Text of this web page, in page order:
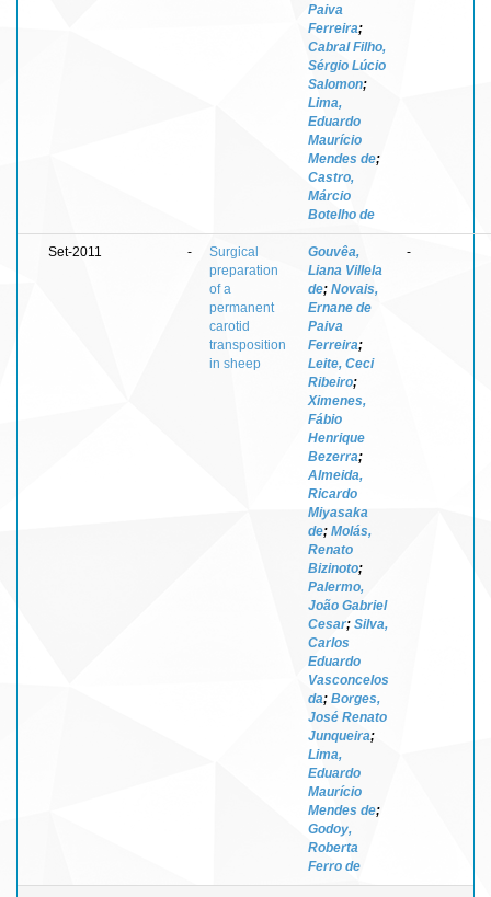
Paiva
Ferreira;
Cabral Filho,
Sérgio Lúcio
Salomon;
Lima,
Eduardo
Maurício
Mendes de;
Castro,
Márcio
Botelho de
Set-2011 -
Surgical
preparation
of a
permanent
carotid
transposition
in sheep
Gouvêa,
Liana Villela
de; Novais,
Ernane de
Paiva
Ferreira;
Leite, Ceci
Ribeiro;
Ximenes,
Fábio
Henrique
Bezerra;
Almeida,
Ricardo
Miyasaka
de; Molás,
Renato
Bizinoto;
Palermo,
João Gabriel
Cesar; Silva,
Carlos
Eduardo
Vasconcelos
da; Borges,
José Renato
Junqueira;
Lima,
Eduardo
Maurício
Mendes de;
Godoy,
Roberta
Ferro de
-